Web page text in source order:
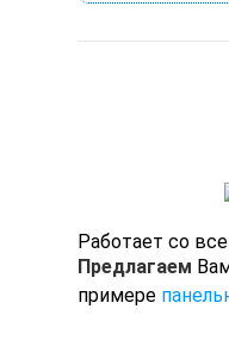
Работает со
Предлагаем
примере